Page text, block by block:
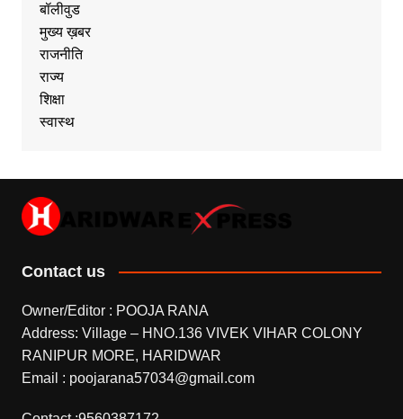
बॉलीवुड
मुख्य ख़बर
राजनीति
राज्य
शिक्षा
स्वास्थ
Contact us
Owner/Editor : POOJA RANA
Address: Village – HNO.136 VIVEK VIHAR COLONY
RANIPUR MORE, HARIDWAR
Email : poojarana57034@gmail.com